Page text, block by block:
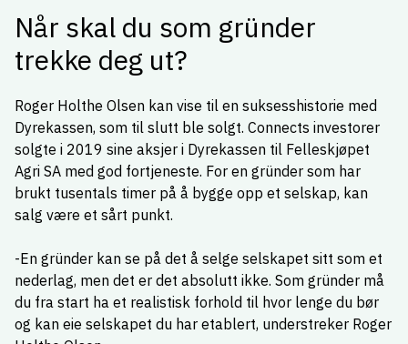
Når skal du som gründer
trekke deg ut?
Roger Holthe Olsen kan vise til en suksesshistorie med
Dyrekassen, som til slutt ble solgt. Connects investorer
solgte i 2019 sine aksjer i Dyrekassen til Felleskjøpet
Agri SA med god fortjeneste. For en gründer som har
brukt tusentals timer på å bygge opp et selskap, kan
salg være et sårt punkt.
-En gründer kan se på det å selge selskapet sitt som et
nederlag, men det er det absolutt ikke. Som gründer må
du fra start ha et realistisk forhold til hvor lenge du bør
og kan eie selskapet du har etablert, understreker Roger